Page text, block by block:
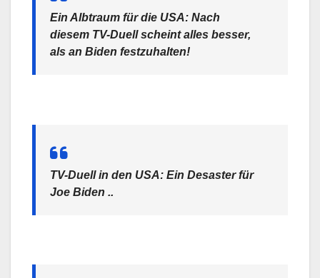
Ein Albtraum für die USA: Nach
diesem TV-Duell scheint alles besser,
als an Biden festzuhalten!
TV-Duell in den USA: Ein Desaster für
Joe Biden ..